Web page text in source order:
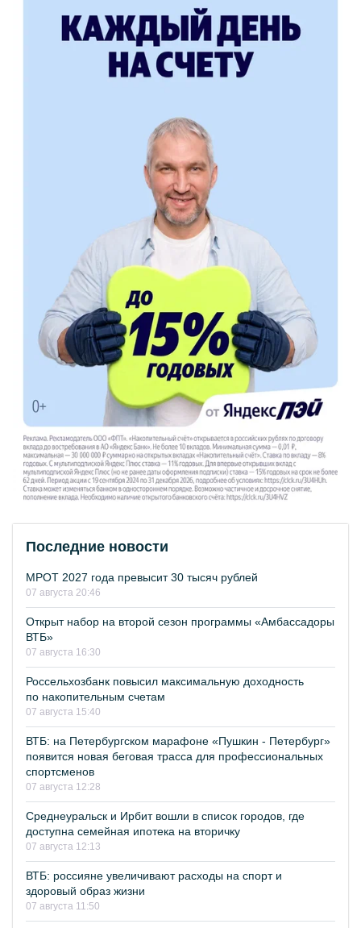
Последние новости
МРОТ 2027 года превысит 30 тысяч рублей
07 августа 20:46
Открыт набор на второй сезон программы «Амбассадоры
ВТБ»
07 августа 16:30
Россельхозбанк повысил максимальную доходность
по накопительным счетам
07 августа 15:40
ВТБ: на Петербургском марафоне «Пушкин - Петербург»
появится новая беговая трасса для профессиональных
спортсменов
07 августа 12:28
Среднеуральск и Ирбит вошли в список городов, где
доступна семейная ипотека на вторичку
07 августа 12:13
ВТБ: россияне увеличивают расходы на спорт и
здоровый образ жизни
07 августа 11:50